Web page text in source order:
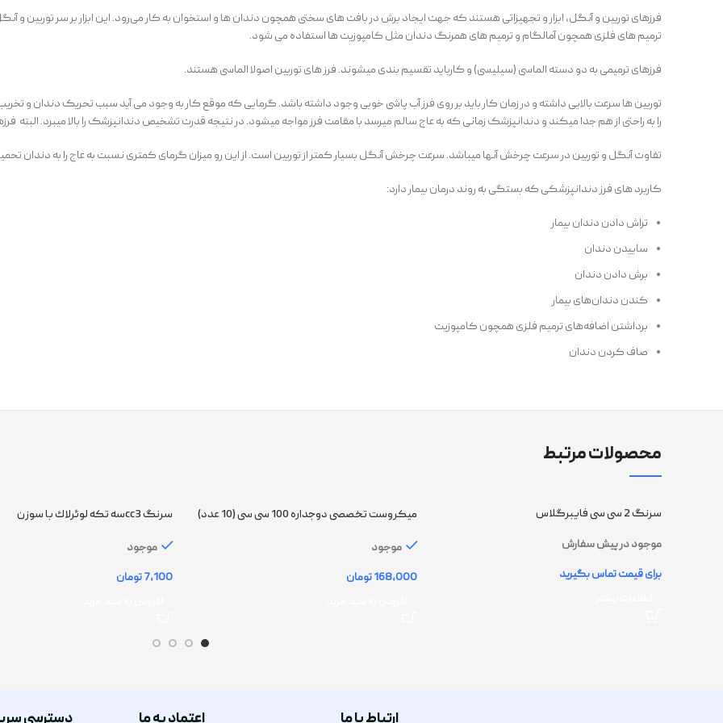
فرزهای توربین و آنگل، ابزار و تجهیزاتی هستند که جهت ایجاد برش در بافت های سختی همچون دندان ها و استخوان به کار می‌رود. این ابزار بر سر
ترمیم های فلزی همچون آمالگام و ترمیم های همرنگ دندان مثل کامپوزیت ها استفاده می شود.
فرزهای ترمیمی به دو دسته الماسی (سیلیسی) و کارباید تقسیم بندی میشوند. فرز های توربین اصولا الماسی هستند.
توربین ها سرعت بالایی داشته و در زمان کار باید بر روی فرز آب پاشی خوبی وجود داشته باشد. گرمایی که موقع کار به وجود می آید سبب تحریک دندان و
را به راحتی از هم جدا میکند و دندانپزشک زمانی که به عاج سالم میرسد با مقامت فرز مواجه میشود. در نتیجه قدرت تشخیص دندانپزشک را بالا میبرد. البته
تفاوت آنگل و توربین در سرعت چرخش آنها میباشد. سرعت چرخش آنگل بسیار کمتر از توربین است. از این رو میزان گرمای کمتری نسبت به عاج را به دندان
کاربرد های فرز دندانپزشکی که بستگی به روند درمان بیمار دارد:
تراش دادن دندان بیمار
ساییدن دندان
برش دادن دندان
کندن دندان‌های بیمار
برداشتن اضافه‌های ترمیم‌ فلزی همچون کامپوزیت
صاف کردن دندان
محصولات مرتبط
سرنگ 2 سی سی فایبرگلاس
موجود در پیش سفارش
میکروست تخصصی دوجداره 100 سی سی (10 عدد)
موجود
تومان
سرنگ cc3سه تکه لوئرلاك با سوزن
موجود
تومان
ارتباط با ما اعتماد به ما دسترسی